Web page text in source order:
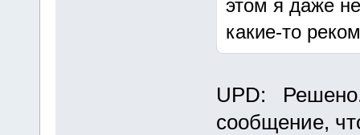
этом я даже
какие-то
UPD:
сообщение,